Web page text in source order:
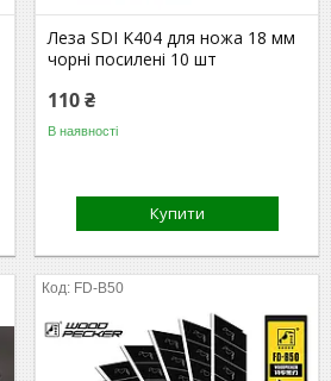
Леза SDI K404 для ножа 18 мм
чорні посилені 10 шт
110 ₴
В наявності
Купити
FD-B50